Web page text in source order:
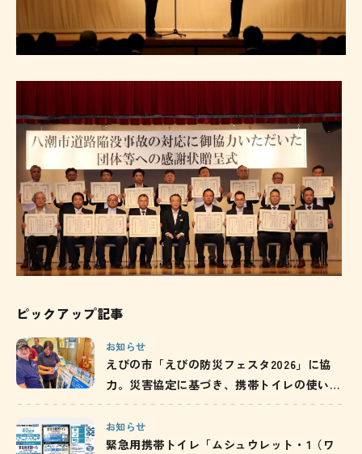
ピックアップ記事
お知らせ
えびの市「えびの防災フェスタ2026」に協
力。災害協定に基づき、携帯トイレの使い方
と備蓄の重要性を発信
お知らせ
緊急用携帯トイレ「ムシュウレット・1（ワ